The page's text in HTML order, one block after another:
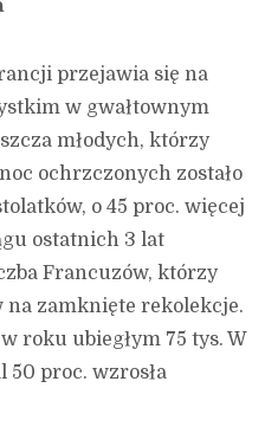
przejawia się na
w gwałtownym
młodych, którzy
ochrzczonych zostało
o 45 proc. więcej
ostatnich 3 lat
Francuzów, którzy
zamknięte rekolekcje.
roku ubiegłym 75 tys. W
50 proc. wzrosła